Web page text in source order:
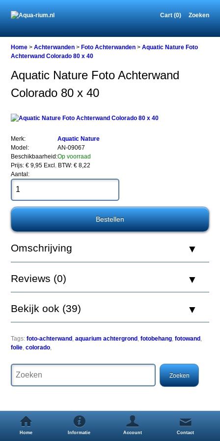
Cart (0) Zoeken
Home
Achterwanden
Foto
Achterwanden
Nature
Colorado
80
x
40
Aquatic
Nature
Achterwand
x
Een
simpele
zeer
effectieve
uitstraling
Home >Achterwanden >Foto Achterwanden >Aquatic Nature Foto
Achterwand Colorado 80 x 40
Aquatic Nature Foto Achterwand
Colorado 80 x 40
Merk:
Aquatic Nature
Model:
AN-09067
Beschikbaarheid:Op voorraad
Prijs: € 9,95 Excl. BTW: € 8,22
Aantal:
Omschrijving
Reviews (0)
Bekijk ook (39)
Tags: foto-achterwand ,aquarium achtergrond ,fotobehang,fotowand ,
folie,colorado,
Home Informatie Account Contact